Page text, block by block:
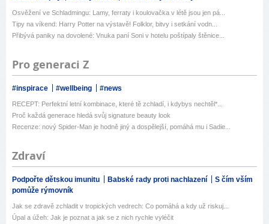
Osvěžení ve Schladmingu: Lamy, ferraty i koulovačka v létě jsou jen pá...
Tipy na víkend: Harry Potter na výstavě! Folklor, bitvy i setkání vodn...
Přibývá paniky na dovolené: Vnuka paní Soni v hotelu poštípaly štěnice...
Pro generaci Z
#inspirace #wellbeing #news
RECEPT: Perfektní letní kombinace, které tě zchladí, i kdybys nechtěl*...
Proč každá generace hledá svůj signature beauty look
Recenze: nový Spider-Man je hodně jiný a dospělejší, pomáhá mu i Sadie...
Zdraví
Podpořte dětskou imunitu Babské rady proti nachlazení
S čím vším
pomůže rýmovník
Jak se zdravě zchladit v tropických vedrech: Co pomáhá a kdy už riskuj...
Úpal a úžeh: Jak je poznat a jak se z nich rychle vyléčit